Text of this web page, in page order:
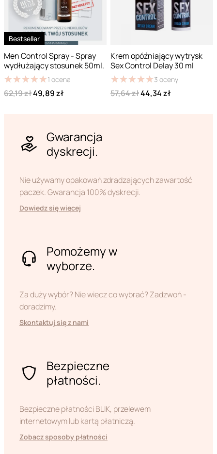
Bestseller
Men Control Spray - Spray
wydłużający stosunek 50ml.
★★★★★
★★★★★1 ocena
62,19 zł49,89 zł
Krem opóźniający wytrysk
Sex Control Delay 30 ml
★★★★★
★★★★★3 oceny
57,64 zł44,34 zł
Gwarancja
dyskrecji.
Nie używamy opakowań zdradzających zawartość
paczek. Gwarancja 100% dyskrecji.
Dowiedz się więcej
Pomożemy w
wyborze.
Za duży wybór? Nie wiecz co wybrać? Zadzwoń -
doradzimy.
Skontaktuj się z nami
Bezpieczne
płatności.
Bezpieczne płatności BLIK, przelewem
internetowym lub kartą płatniczą.
Zobacz sposoby płatności